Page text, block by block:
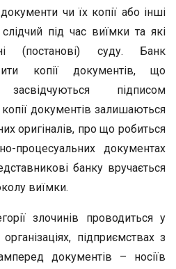
чи їх копії або інші
під час виїмки та які
(постанові) суду. Банк
копії документів, що
підписом
документів залишаються
оригіналів, про що робиться
процесуальних документах
банку вручається
виїмки.
злочинів проводиться у
підприємствах з
документів – носіїв